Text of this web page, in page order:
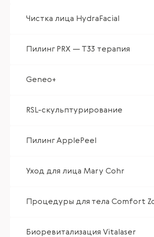
Чистка лица HydraFacial
Пилинг PRX — T33 терапия
Geneo+
RSL-скульптурирование
Пилинг ApplePeel
Уход для лица Mary Cohr
Процедуры для тела Comfort
Биоревитализация Vitalaser